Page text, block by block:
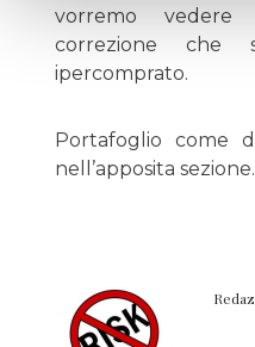
vorremo
correzione che
ipercomprato.
Portafoglio come
nell’apposita sezione.